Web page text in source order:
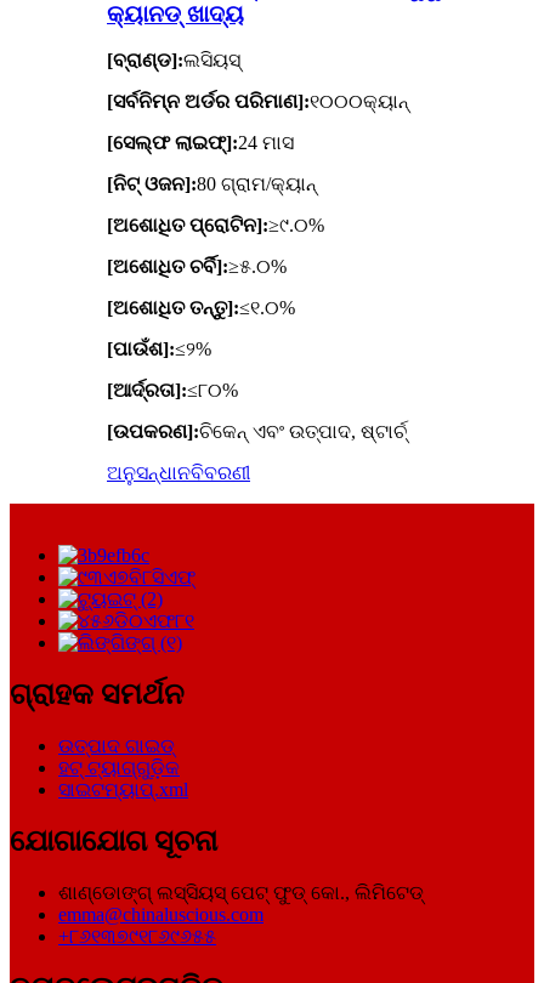
କ୍ୟାନଡ୍ ଖାଦ୍ୟ
[ବ୍ରାଣ୍ଡ]:ଲସିୟସ୍
[ସର୍ବନିମ୍ନ ଅର୍ଡର ପରିମାଣ]:୧୦୦୦କ୍ୟାନ୍
[ସେଲ୍ଫ ଲାଇଫ୍]:24 ମାସ
[ନିଟ୍ ଓଜନ]:80 ଗ୍ରାମ/କ୍ୟାନ୍
[ଅଶୋଧିତ ପ୍ରୋଟିନ]:≥୯.୦%
[ଅଶୋଧିତ ଚର୍ବି]:≥୫.୦%
[ଅଶୋଧିତ ତନ୍ତୁ]:≤୧.୦%
[ପାଉଁଶ]:≤୨%
[ଆର୍ଦ୍ରତା]:≤୮୦%
[ଉପକରଣ]:ଚିକେନ୍ ଏବଂ ଉତ୍ପାଦ, ଷ୍ଟାର୍ଚ୍
ଅନୁସନ୍ଧାନବିବରଣୀ
ଗ୍ରାହକ ସମର୍ଥନ
ଉତ୍ପାଦ ଗାଇଡ୍
ହଟ୍ ଟ୍ୟାଗ୍‌ଗୁଡ଼ିକ
ସାଇଟମ୍ୟାପ୍.xml
ଯୋଗାଯୋଗ ସୂଚନା
ଶାଣ୍ଡୋଙ୍ଗ୍ ଲସ୍ସିୟସ୍ ପେଟ୍ ଫୁଡ୍ କୋ., ଲିମିଟେଡ୍
emma@chinaluscious.com
+୮୬୧୩୭୯୧୮୬୯୬୫୫